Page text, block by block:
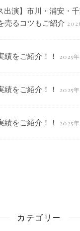
出演】市川・浦安・
売るコツもご紹介
績をご紹介！！ 2025
績をご紹介！！ 2025
績をご紹介！！ 2025
カテゴリー